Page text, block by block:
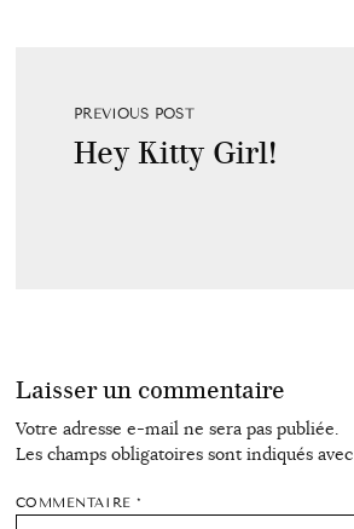
PREVIOUS POST
Hey Kitty Girl!
Laisser un commentaire
Votre adresse e-mail ne sera pas publiée.
Les champs obligatoires sont indiqués avec
COMMENTAIRE*